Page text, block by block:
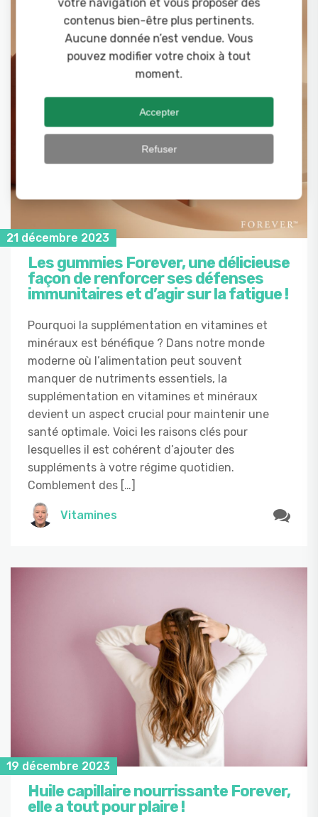
21 décembre 2023
Les gummies Forever, une délicieuse
façon de renforcer ses défenses
immunitaires et d’agir sur la fatigue !
Pourquoi la supplémentation en vitamines et
minéraux est bénéfique ? Dans notre monde
moderne où l’alimentation peut souvent
manquer de nutriments essentiels, la
supplémentation en vitamines et minéraux
devient un aspect crucial pour maintenir une
santé optimale. Voici les raisons clés pour
lesquelles il est cohérent d’ajouter des
suppléments à votre régime quotidien.
Comblement des […]
Vitamines
19 décembre 2023
Huile capillaire nourrissante Forever,
elle a tout pour plaire !
votre navigation et vous proposer des
contenus bien-être plus pertinents.
Aucune donnée n’est vendue. Vous
pouvez modifier votre choix à tout
moment.
Accepter
Refuser